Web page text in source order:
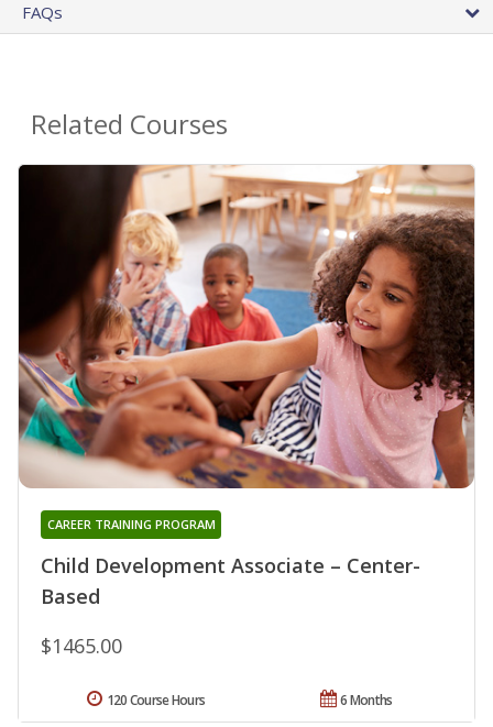
FAQs
Related Courses
Child Development Associate – Center-
Based
CAREER TRAINING PROGRAM
$1465.00
6 Months
120 Course Hours